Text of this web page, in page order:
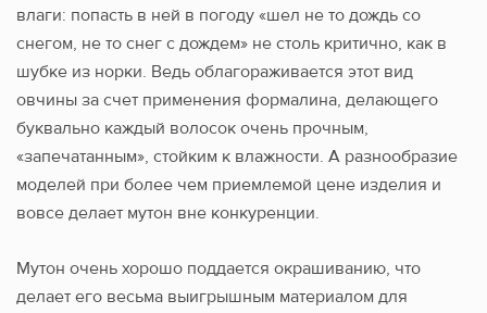
влаги: попасть в ней в погоду «шел не то дождь со
снегом, не то снег с дождем» не столь критично, как в
шубке из норки. Ведь облагораживается этот вид
овчины за счет применения формалина, делающего
буквально каждый волосок очень прочным,
«запечатанным», стойким к влажности. А разнообразие
моделей при более чем приемлемой цене изделия и
вовсе делает мутон вне конкуренции.
Мутон очень хорошо поддается окрашиванию, что
делает его весьма выигрышным материалом для